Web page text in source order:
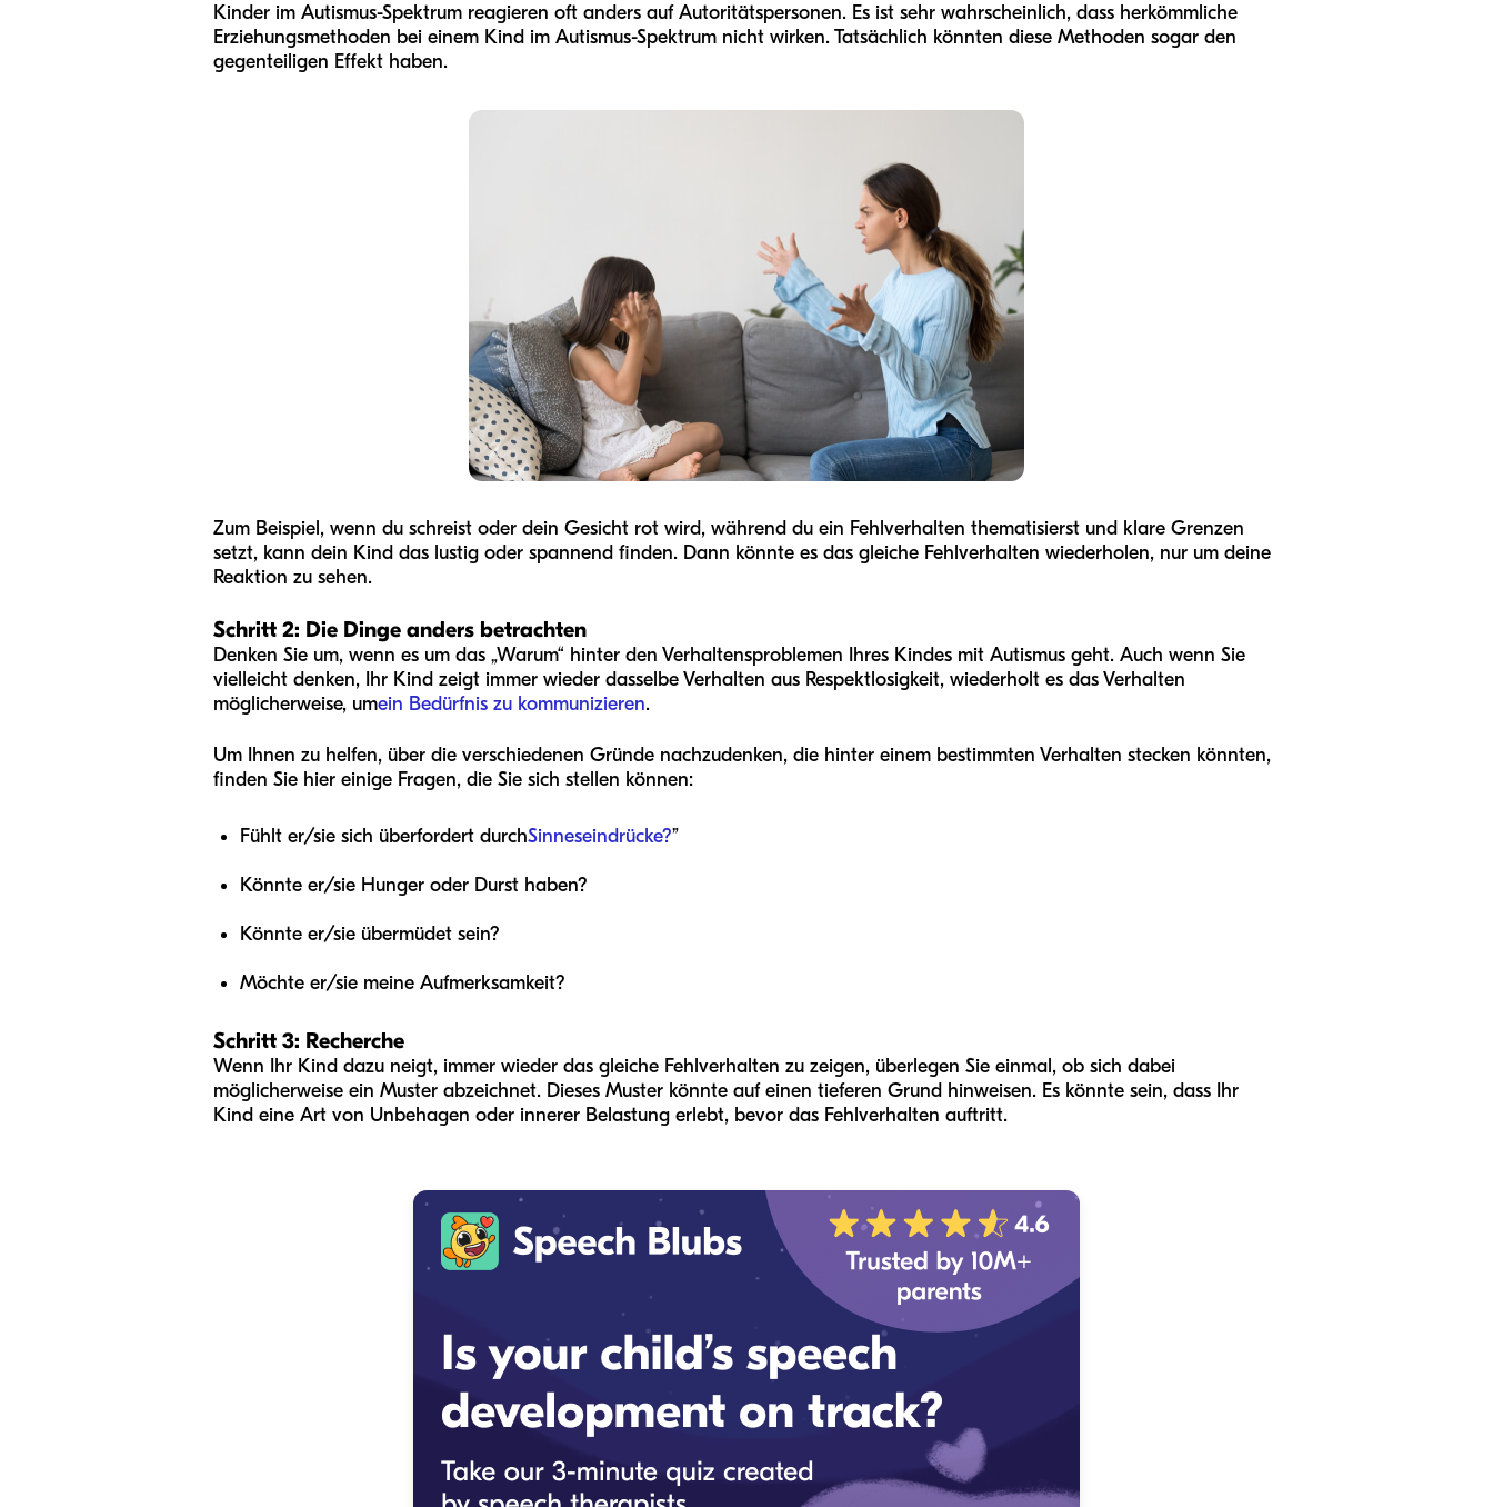
Kinder im Autismus-Spektrum reagieren oft anders auf Autoritätspersonen. Es ist sehr wahrscheinlich, dass herkömmliche
Erziehungsmethoden bei einem Kind im Autismus-Spektrum nicht wirken. Tatsächlich könnten diese Methoden sogar den
gegenteiligen Effekt haben.
Zum Beispiel, wenn du schreist oder dein Gesicht rot wird, während du ein Fehlverhalten thematisierst und klare Grenzen
setzt, kann dein Kind das lustig oder spannend finden. Dann könnte es das gleiche Fehlverhalten wiederholen, nur um deine
Reaktion zu sehen.
Schritt 2: Die Dinge anders betrachten
Denken Sie um, wenn es um das „Warum“ hinter den Verhaltensproblemen Ihres Kindes mit Autismus geht. Auch wenn Sie
vielleicht denken, Ihr Kind zeigt immer wieder dasselbe Verhalten aus Respektlosigkeit, wiederholt es das Verhalten
möglicherweise, umein Bedürfnis zu kommunizieren.
Um Ihnen zu helfen, über die verschiedenen Gründe nachzudenken, die hinter einem bestimmten Verhalten stecken könnten,
finden Sie hier einige Fragen, die Sie sich stellen können:
Fühlt er/sie sich überfordert durchSinneseindrücke?”
Könnte er/sie Hunger oder Durst haben?
Könnte er/sie übermüdet sein?
Möchte er/sie meine Aufmerksamkeit?
Schritt 3: Recherche
Wenn Ihr Kind dazu neigt, immer wieder das gleiche Fehlverhalten zu zeigen, überlegen Sie einmal, ob sich dabei
möglicherweise ein Muster abzeichnet. Dieses Muster könnte auf einen tieferen Grund hinweisen. Es könnte sein, dass Ihr
Kind eine Art von Unbehagen oder innerer Belastung erlebt, bevor das Fehlverhalten auftritt.